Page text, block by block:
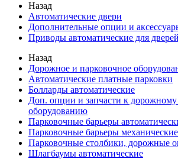
Назад
Автоматические двери
Дополнительные опции и
Приводы автоматические для дверей
Назад
Дорожное и парковочное
Автоматические платные парковки
Болларды автоматические
Доп. опции и запчасти к
оборудованию
Парковочные барьеры
Парковочные барьеры механические
Парковочные столбики, дорожные
Шлагбаумы автоматические